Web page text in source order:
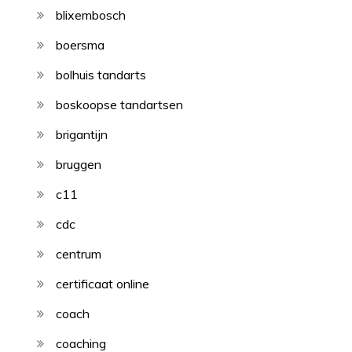
blixembosch
boersma
bolhuis tandarts
boskoopse tandartsen
brigantijn
bruggen
c11
cdc
centrum
certificaat online
coach
coaching